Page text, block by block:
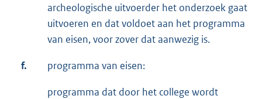
archeologische uitvoerder het onderzoek gaat
uitvoeren en dat voldoet aan het programma
van eisen, voor zover dat aanwezig is.
f. programma van eisen:
programma dat door het college wordt